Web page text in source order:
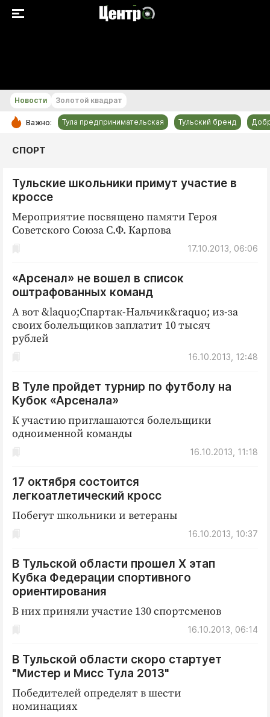
РУБРИКИ
Культура
Спорт
ДоброЦентр
Голодный шпион
Новости Золотой квадрат
Важно: Тула предпринимательская Тульский бренд
СПОРТ
Тульские школьники примут участие в
кроссе
Мероприятие посвящено памяти Героя
Советского Союза С.Ф. Карпова
17.10.2013, 06:06
«Арсенал» не вошел в список
оштрафованных команд
А вот &laquo;Спартак-Нальчик&raquo; из-за
своих болельщиков заплатит 10 тысяч
рублей
16.10.2013, 12:48
В Туле пройдет турнир по футболу на
Кубок «Арсенала»
К участию приглашаются болельщики
одноименной команды
16.10.2013, 11:18
17 октября состоится
легкоатлетический кросс
Побегут школьники и ветераны
16.10.2013, 10:37
В Тульской области прошел X этап
Кубка Федерации спортивного
ориентирования
В них приняли участие 130 спортсменов
16.10.2013, 06:14
В Тульской области скоро стартует
"Мистер и Мисс Тула 2013"
Победителей определят в шести
номинациях